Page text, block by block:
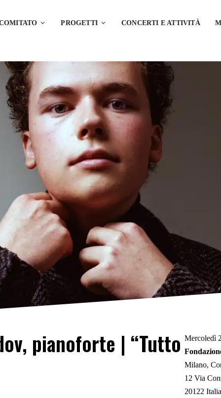
PROGETTI CONCERTI E ATTIVITÀ
pianoforte | “Tutto Mercoledì
Milano
12 Via
20122 Italia